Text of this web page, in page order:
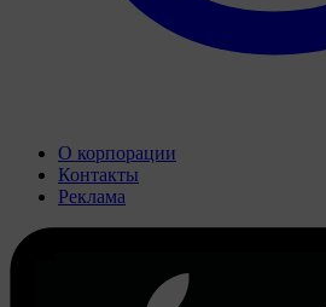
О корпорации
Контакты
Реклама